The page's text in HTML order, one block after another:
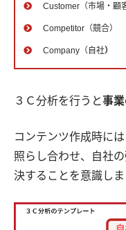
Customer（市場・顧
Competitor（競合）
Company（自社）
３Ｃ分析を行うと事
コンテンツ作成時に
照らし合わせ、自社
決することを意識しま